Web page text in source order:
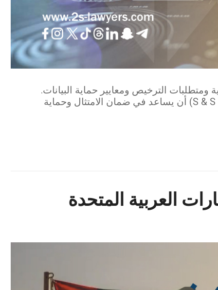
ومتطلبات الترخيص ومعايير حماية البيانات.
اكتشف كيف يمكن لـ مكتب الدكتور صقر المرزوقي للمحاماة والاستشارات القانونية (S & S Lawyers) أن يساعد في ضمان الامتثال وحماية
العربية المتحدة